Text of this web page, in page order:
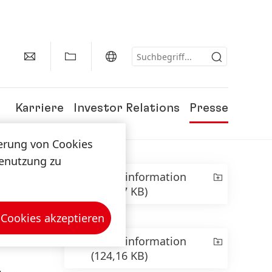
Karriere Investor Relations Presse
Presseinformation
(393,97 KB)
Presseinformation
(124,16 KB)
von Cookies
zu
akzeptieren